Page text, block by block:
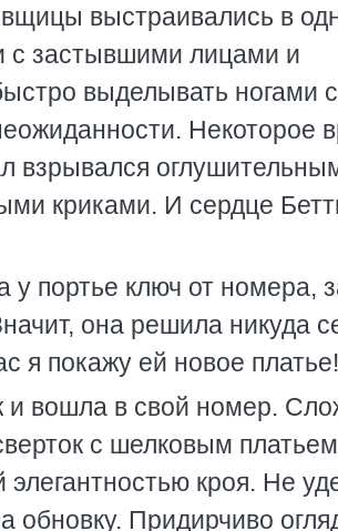
выстраивались в
с застывшими лицами и
выделывать ногами
Некоторое
взрывался
криками. И сердце
у портье ключ от номера,
она решила никуда
я покажу ей новое платье!
вошла в свой номер.
с шелковым
кроя. Не
обновку. Придирчиво